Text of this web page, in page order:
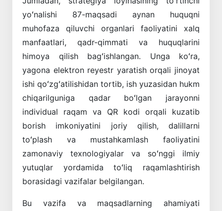
yoʻnalishi 87-maqsadi aynan huquqni
muhofaza qiluvchi organlari faoliyatini xalq
manfaatlari, qadr-qimmati va huquqlarini
himoya qilish bagʻishlangan. Unga koʻra,
yagona elektron reyestr yaratish orqali jinoyat
ishi qoʻzgʻatilishidan tortib, ish yuzasidan hukm
chiqarilguniga qadar boʻlgan jarayonni
individual raqam va QR kodi orqali kuzatib
borish imkoniyatini joriy qilish, dalillarni
toʻplash va mustahkamlash faoliyatini
zamonaviy texnologiyalar va soʻnggi ilmiy
yutuqlar yordamida toʻliq raqamlashtirish
borasidagi vazifalar belgilangan.
Bu vazifa va maqsadlarning ahamiyati